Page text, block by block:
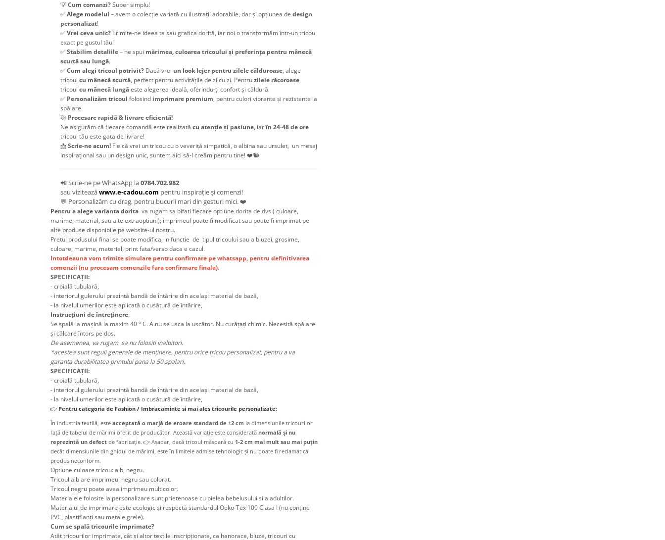
💡Cum comanzi?Super simplu!
✅Alege modelul – avem o colecție variată cu ilustrații adorabile, dar și opțiunea de design
personalizat!
✅Vrei ceva unic?Trimite-ne ideea ta sau grafica dorită, iar noi o transformăm într-un tricou
exact pe gustul tău!
✅Stabilim detaliile– ne spui mărimea, culoarea tricoului și preferința pentru mânecă
scurtă sau lungă.
✅Cum alegi tricoul potrivit? Dacă vrei un look lejer pentru zilele călduroase, alege
tricoul cu mânecă scurtă, perfect pentru activitățile de zi cu zi. Pentruzilele răcoroase,
tricoul cu mânecă lungăeste alegerea ideală, oferindu-ți confort și căldură.
✅ Personalizăm tricoul folosind imprimare premium, pentru culori vibrante și rezistente la
spălare.
🚀 Procesare rapidă & livrare eficientă!
Ne asigurăm că fiecare comandă este realizată cu atenție și pasiune, iarîn 24-48 de ore
tricoul tău este gata de livrare!
📩Scrie-ne acum! Fie că vrei un tricou cu o veveriță simpatică, o albina sau ursulet, un mesaj
inspirațional sau un design unic, suntem aici să-l creăm pentru tine! ❤️🐿️
📲 Scrie-ne pe WhatsApp la0784.702.982
sau viziteazăwww.e-cadou.com pentru inspirație și comenzi!
💬 Personalizăm cu drag, pentru bucurii mari din gesturi mici. ❤️
Pentru a alege varianta dorita va rugam sa bifati fiecare optiune dorita de dvs ( culoare,
marime, material, sau alte extraoptiuni); imprimeul poate fi modificat sau poate fi imprimat pe
alte produse disponibile pe website-ul nostru.
Pretul produsului final se poate modifica, in functie de tipul tricoului sau a bluzei, grosime,
culoare, marime, material, print fata/verso daca e cazul.
Intotdeauna vom trimite simulare pentru confirmare pe whatsapp, pentru definitivarea
comenzii (nu procesam comenzile fara confirmare finala).
SPECIFICAȚII:
- croială tubulară,
- interiorul gulerului prezintă bandă de întărire din același material de bază,
- la nivelul umerilor este aplicată o cusătură de întărire,
Instrucțiuni de întreținere:
Se spală la mașină la maxim 40 ° C. A nu se usca la uscător. Nu curățați chimic. Necesită spălare
și călcare întors pe dos.
De asemenea, va rugam sa nu folositi inalbitori.
*acestea sunt reguli generale de menținere, pentru orice tricou personalizat, pentru a va
garanta durabilitatea printului pana la 50 spalari.
SPECIFICAȚII:
- croială tubulară,
- interiorul gulerului prezintă bandă de întărire din același material de bază,
- la nivelul umerilor este aplicată o cusătură de întărire,
👉 Pentru categoria de Fashion / Imbracaminte si mai ales tricourile personalizate:
În industria textilă, este acceptată o marjă de eroare standard de ±2 cm la dimensiunile tricourilor
față de tabelul de mărimi oferit de producător. Această variație este considerată normală și nu
reprezintă un defect de fabricație. 👉 Așadar, dacă tricoul măsoară cu 1-2 cm mai mult sau mai puțin
decât dimensiunile din ghidul de mărimi, este în limitele admise tehnologic și nu poate fi reclamat ca
produs neconform.
Optiune culoare tricou: alb, negru.
Tricoul alb are imprimeul negru sau colorat.
Tricoul negru poate avea imprimeu multicolor.
Materialele folosite la personalizare sunt prietenoase cu pielea bebelusului si a adultilor.
Materialul de imprimare este ecologic și respectă standardul Oeko-Tex 100 Clasa I (nu conține
PVC, plastifianți sau metale grele).
Cum se spală tricourile imprimate?
Atât tricourilor imprimate, cât şi altor textile inscripţionate, ca hanorace, bluze, tricouri cu